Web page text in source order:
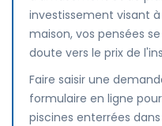
investissement visant
maison, vos pensées
doute vers le prix de
Faire saisir une
formulaire en ligne
piscines enterrées